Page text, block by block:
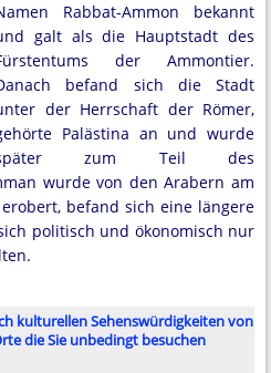
Rabbat-Ammon bekannt
galt als die Hauptstadt des
der Ammontier.
befand sich die Stadt
der Herrschaft der Römer,
Palästina an und wurde
zum Teil des
wurde von den Arabern am
befand sich eine längere
politisch und ökonomisch nur
kulturellen Sehenswürdigkeiten von
die Sie unbedingt besuchen